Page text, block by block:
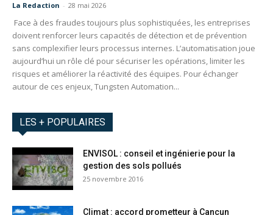
La Redaction - 28 mai 2026
Face à des fraudes toujours plus sophistiquées, les entreprises
doivent renforcer leurs capacités de détection et de prévention
sans complexifier leurs processus internes. L’automatisation joue
aujourd’hui un rôle clé pour sécuriser les opérations, limiter les
risques et améliorer la réactivité des équipes. Pour échanger
autour de ces enjeux, Tungsten Automation...
LES + POPULAIRES
ENVISOL : conseil et ingénierie pour la
gestion des sols pollués
25 novembre 2016
Climat : accord prometteur à Cancun